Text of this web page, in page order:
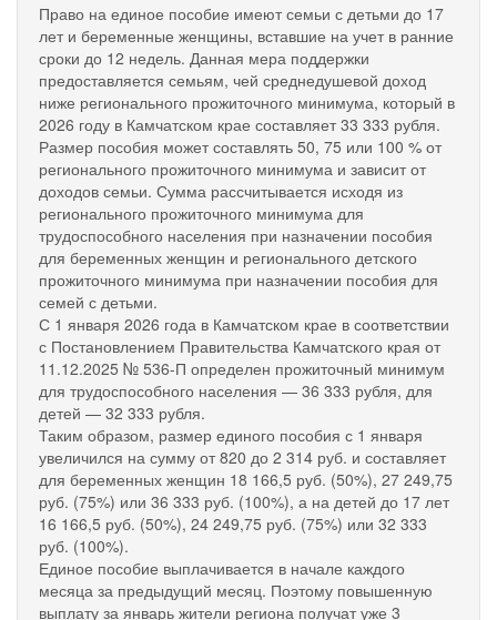
Право на единое пособие имеют семьи с детьми до 17
лет и беременные женщины, вставшие на учет в ранние
сроки до 12 недель. Данная мера поддержки
предоставляется семьям, чей среднедушевой доход
ниже регионального прожиточного минимума, который в
2026 году в Камчатском крае составляет 33 333 рубля.
Размер пособия может составлять 50, 75 или 100 % от
регионального прожиточного минимума и зависит от
доходов семьи. Сумма рассчитывается исходя из
регионального прожиточного минимума для
трудоспособного населения при назначении пособия
для беременных женщин и регионального детского
прожиточного минимума при назначении пособия для
семей с детьми.
С 1 января 2026 года в Камчатском крае в соответствии
с Постановлением Правительства Камчатского края от
11.12.2025 № 536-П определен прожиточный минимум
для трудоспособного населения — 36 333 рубля, для
детей — 32 333 рубля.
Таким образом, размер единого пособия с 1 января
увеличился на сумму от 820 до 2 314 руб. и составляет
для беременных женщин 18 166,5 руб. (50%), 27 249,75
руб. (75%) или 36 333 руб. (100%), а на детей до 17 лет
16 166,5 руб. (50%), 24 249,75 руб. (75%) или 32 333
руб. (100%).
Единое пособие выплачивается в начале каждого
месяца за предыдущий месяц. Поэтому повышенную
выплату за январь жители региона получат уже 3